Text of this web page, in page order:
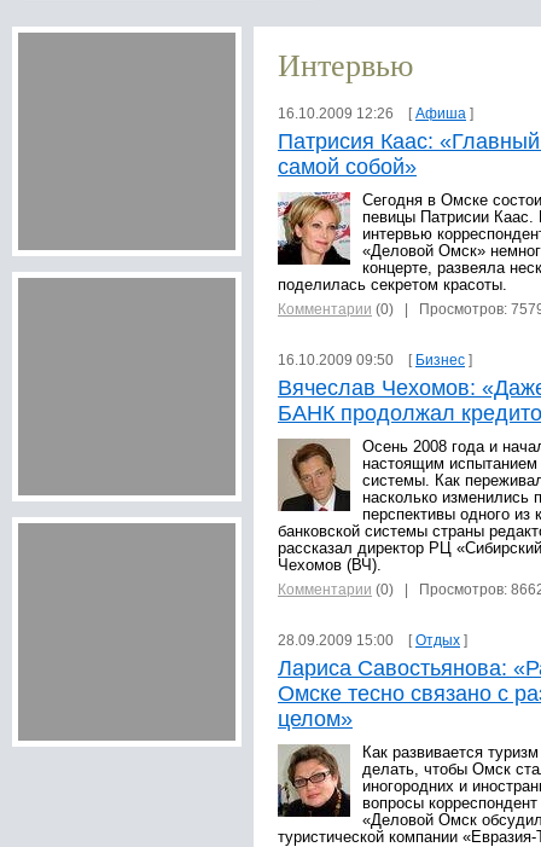
Интервью
16.10.2009 12:26 [Афиша ]
Патрисия Каас:
самой собой»
Сегодня в Омске
певицы Патрисии
интервью
«Деловой Омск»
концерте, развеяла
поделилась секретом красоты.
Комментарии (0) | Просмотров:
16.10.2009 09:50 [ Бизнес ]
Вячеслав Чехомов:
БАНК продолжал
Осень 2008 года и
настоящим испытанием
системы. Как
насколько изменились
перспективы одного из
банковской системы страны
рассказал директор РЦ
Чехомов (ВЧ).
Комментарии (0) | Просмотров:
28.09.2009 15:00 [Отдых ]
Лариса Савостьянова:
Омске тесно связано с
целом»
Как развивается
делать, чтобы Омск
иногородних и
вопросы
«Деловой Омск
туристической компании